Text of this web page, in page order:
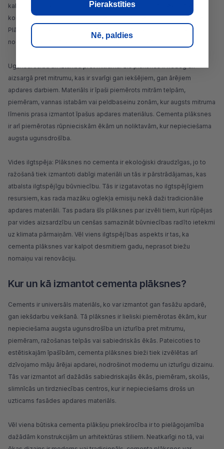
kalpošanas laiku. Tas ir īpaši svarīgi fasādēm un citām ēkas ārējām
konstrukcijām, kuras pakļautas tiešai saules, lietus un sala ietekmei.
Plāksnes ar biezumu, kas pielāgots konkrētajiem nosacījumiem,
nodrošina, ka fasāde ilgi saglabās savas tehniskās īpašības.
Ugunsdrošība un izturība pret mitrumu: Šīs plāksnes ir nedeg un
aizsargā pret mitrumu, kas ir svarīgi gan iekšējiem, gan ārējiem
apdares darbiem. Materiāls ir īpaši piemērots mitrām telpām,
piemēram, vannas istabām vai peldbaseinu zonām, kur augsts mitruma
līmenis prasa izmantot īpašus apdares materiālus. Cementa plāksnes
ir arī piemērotas rūpnieciskām ēkām un noliktavām, kur nepieciešama
augsta ugunsdrošība.
Vides ilgtspēja: Plāksnes no cementa ir ekoloģiski draudzīgas, jo to
ražošanā tiek izmantoti dabīgi materiāli un tās ir pārstrādājamas, kas
atbalsta ilgtspējīgu būvniecību. Tās ir izgatavotas no ilgtspējīgiem
resursiem, kas rada mazāku oglekļa emisiju nekā daži tradicionālie
apdares materiāli. Tas padara šīs plāksnes par izvēli tiem, kuri rūpējas
par vides aizsardzību un cenšas samazināt būvniecības radīto ietekmi
uz klimata pārmaiņām. Vēl viens ilgtspējības aspekts ir tas, ka
cementa plāksnes var kalpot desmitiem gadu, neprasot biežu
nomaiņu vai renovāciju.
Kur un kā izmantot cementa plāksnes?
Cements ir universāls materiāls, ko var izmantot gan fasāžu apdarē,
gan iekšdarbu veikšanā. Tā plāksnes ir lieliski piemērotas ēkām, kur
nepieciešama augsta ugunsdrošība un izturība pret mitrumu,
piemēram, ražošanas telpās vai sabiedriskās ēkās. Pateicoties to
estētiskajām īpašībām, cementa plāksnes bieži tiek izvēlētas arī
dzīvojamo māju ārējai apdarei, nodrošinot modernu un izturīgu dizainu.
Tās var izmantot arī dažādās sabiedriskajās ēkās, piemēram, skolās,
slimnīcās un tirdzniecības centros, kur ir nepieciešams drošs un
uzticams fasādes apdares materiāls.
Vēl viena būtiska cementa plākšņu priekšrocība ir to pielāgojamība
dažādām konstrukcijām un arhitektūras stiliem. Neatkarīgi no tā, vai
Pierakstīties
Nē, paldies